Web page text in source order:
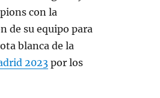
con la
de su equipo para
blanca de la
2023 por los